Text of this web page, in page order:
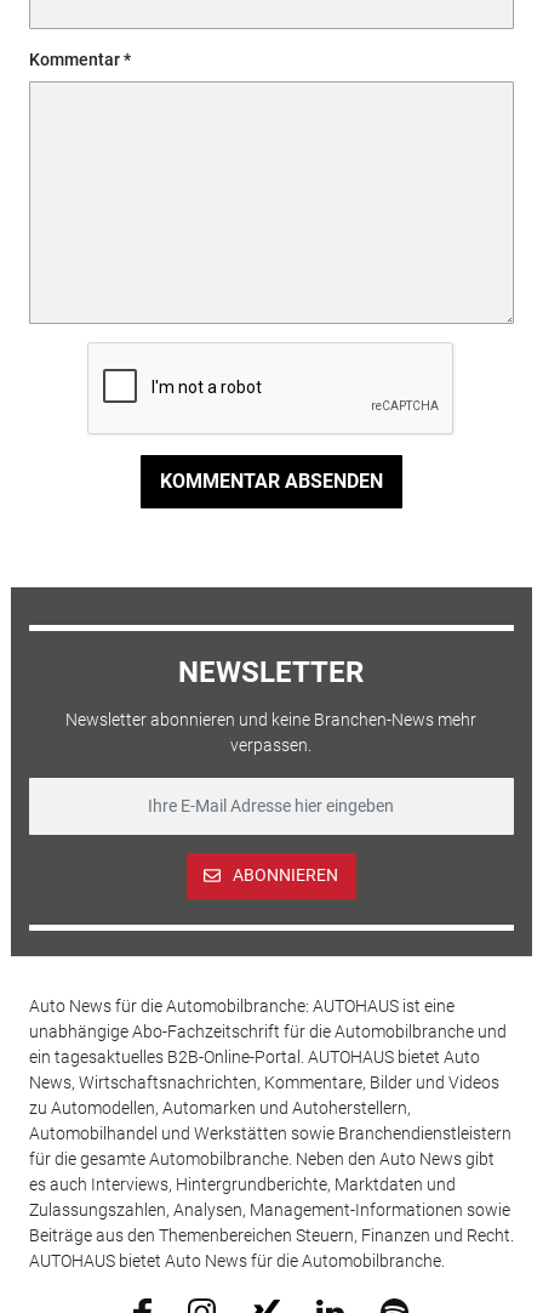
Kommentar
KOMMENTAR ABSENDEN
NEWSLETTER
Newsletter abonnieren und keine Branchen-News mehr
verpassen.
ABONNIEREN
Auto News für die Automobilbranche: AUTOHAUS ist eine
unabhängige Abo-Fachzeitschrift für die Automobilbranche und
ein tagesaktuelles B2B-Online-Portal. AUTOHAUS bietet Auto
News, Wirtschaftsnachrichten, Kommentare, Bilder und Videos
zu Automodellen, Automarken und Autoherstellern,
Automobilhandel und Werkstätten sowie Branchendienstleistern
für die gesamte Automobilbranche. Neben den Auto News gibt
es auch Interviews, Hintergrundberichte, Marktdaten und
Zulassungszahlen, Analysen, Management-Informationen sowie
Beiträge aus den Themenbereichen Steuern, Finanzen und Recht.
AUTOHAUS bietet Auto News für die Automobilbranche.